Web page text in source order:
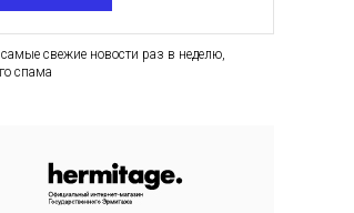
свежие новости раз в неделю,
спама